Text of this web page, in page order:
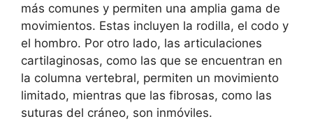
más comunes y permiten una amplia gama de
movimientos. Estas incluyen la rodilla, el codo y
el hombro. Por otro lado, las articulaciones
cartilaginosas, como las que se encuentran en
la columna vertebral, permiten un movimiento
limitado, mientras que las fibrosas, como las
suturas del cráneo, son inmóviles.